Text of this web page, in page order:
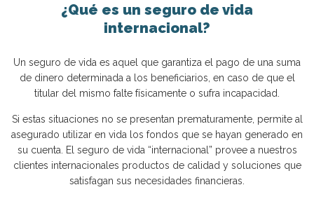
¿Qué es un seguro de vida
internacional?
Un seguro de vida es aquel que garantiza el pago de una suma
de dinero determinada a los beneficiarios, en caso de que el
titular del mismo falte físicamente o sufra incapacidad.
Si estas situaciones no se presentan prematuramente, permite al
asegurado utilizar en vida los fondos que se hayan generado en
su cuenta. El seguro de vida “internacional” provee a nuestros
clientes internacionales productos de calidad y soluciones que
satisfagan sus necesidades financieras.